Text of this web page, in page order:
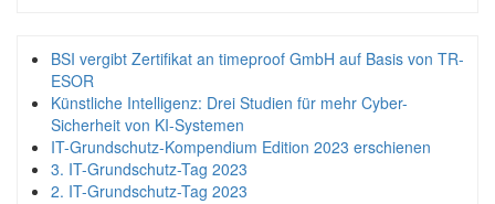
BSI vergibt Zertifikat an timeproof GmbH auf Basis von TR-
ESOR
Künstliche Intelligenz: Drei Studien für mehr Cyber-
Sicherheit von KI-Systemen
IT-Grundschutz-Kompendium Edition 2023 erschienen
3. IT-Grundschutz-Tag 2023
2. IT-Grundschutz-Tag 2023